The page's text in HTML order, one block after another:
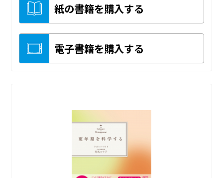
紙の書籍を購入する
電子書籍を購入する